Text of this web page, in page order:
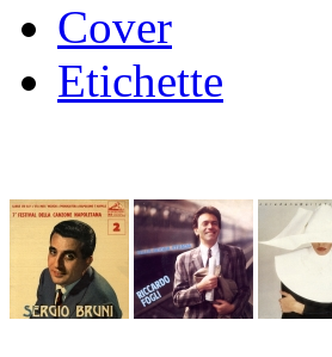
Cover
Etichette